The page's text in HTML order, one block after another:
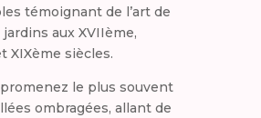
témoignant de l’art de
aux XVIIème,
XIXème siècles.
le plus souvent
ombragées, allant de